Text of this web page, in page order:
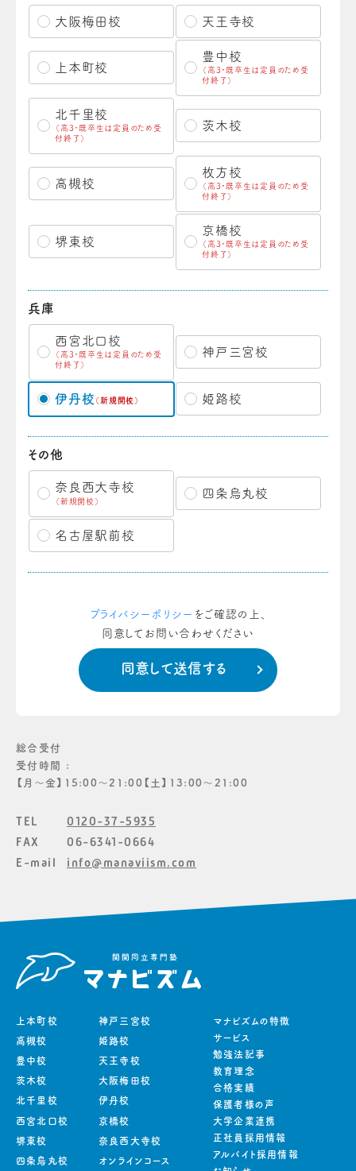
大阪梅田校 天王寺校
上本町校
豊中校
（高3・既卒生は定員のため受
付終了）
北千里校
（高3・既卒生は定員のため受
付終了）
茨木校
高槻校
枚方校
（高3・既卒生は定員のため受
付終了）
堺東校
京橋校
（高3・既卒生は定員のため受
付終了）
兵庫
西宮北口校
（高3・既卒生は定員のため受
付終了）
神戸三宮校
伊丹校 （新規開校） 姫路校
その他
奈良西大寺校
（新規開校）
四条烏丸校
名古屋駅前校
プライバシーポリシー をご確認の上、
同意してお問い合わせください
総合受付
受付時間 :
【月〜金】15:00〜21:00【土】13:00〜21:00
TEL
0120-37-5935
FAX
06-6341-0664
E-mail
info@manaviism.com
上本町校
高槻校
豊中校
茨木校
北千里校
西宮北口校
堺東校
四条烏丸校
神戸三宮校
姫路校
天王寺校
大阪梅田校
伊丹校
京橋校
奈良西大寺校
オンラインコース
マナビズムの特徴
サービス
勉強法記事
教育理念
合格実績
保護者様の声
大学企業連携
正社員採用情報
アルバイト採用情報